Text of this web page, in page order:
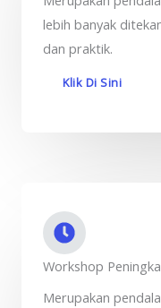
lebih banyak
dan praktik.
Klik Di Sini
Workshop
Merupakan